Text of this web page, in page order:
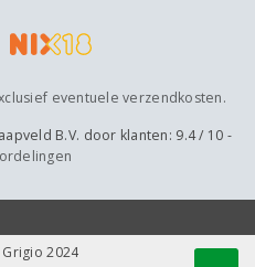
2024
eventuele verzendkosten.
B.V. door klanten: 9.4/ 10 -